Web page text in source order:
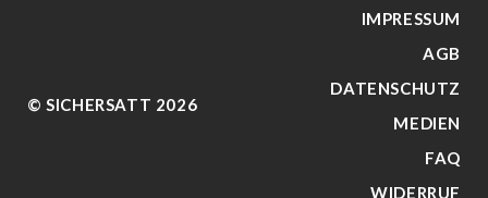
© SICHERSATT 2026
IMPRESSUM
AGB
DATENSCHUTZ
MEDIEN
FAQ
WIDERRUF